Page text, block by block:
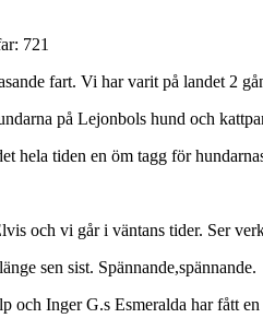
721
fart. Vi har varit på landet 2
på Lejonbols hund och
hela tiden en öm tagg för
och vi går i väntans tider. Ser
sen sist. Spännande,spännande.
och Inger G.s Esmeralda har fått